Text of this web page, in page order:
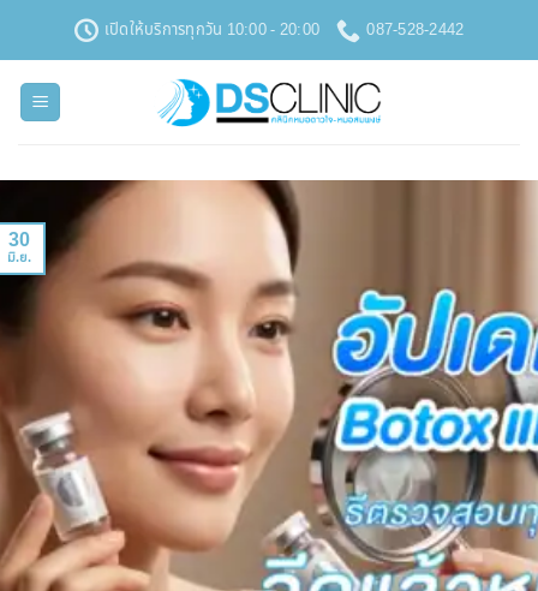
เนื้อหา
เปิดให้บริการทุกวัน 10:00 - 20:00 087-528-2442
30
มิ.ย.